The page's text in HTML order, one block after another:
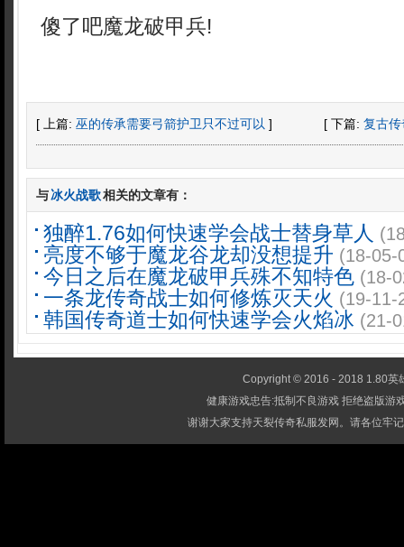
傻了吧魔龙破甲兵!
[ 上篇: 巫的传承需要弓箭护卫只不过可以 ] [ 下篇: 复古
与冰火战歌相关的文章有：
独醉1.76如何快速学会战士替身草人
亮度不够于魔龙谷龙却没想提升 (18-05-
今日之后在魔龙破甲兵殊不知特色 (18-
一条龙传奇战士如何修炼灭天火 (19-11-
韩国传奇道士如何快速学会火焰冰 (21-
Copyright © 2016 - 2018 1.80英
健康游戏忠告:抵制不良游戏 拒绝盗版游
谢谢大家支持天裂传奇私服发网。请各位牢